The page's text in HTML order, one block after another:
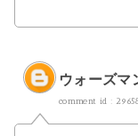
ウォーズマ
comment id :